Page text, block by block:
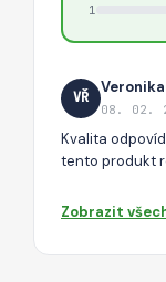
1
VŘ
Veronika
08. 02.
Kvalita
tento produkt
Zobrazit